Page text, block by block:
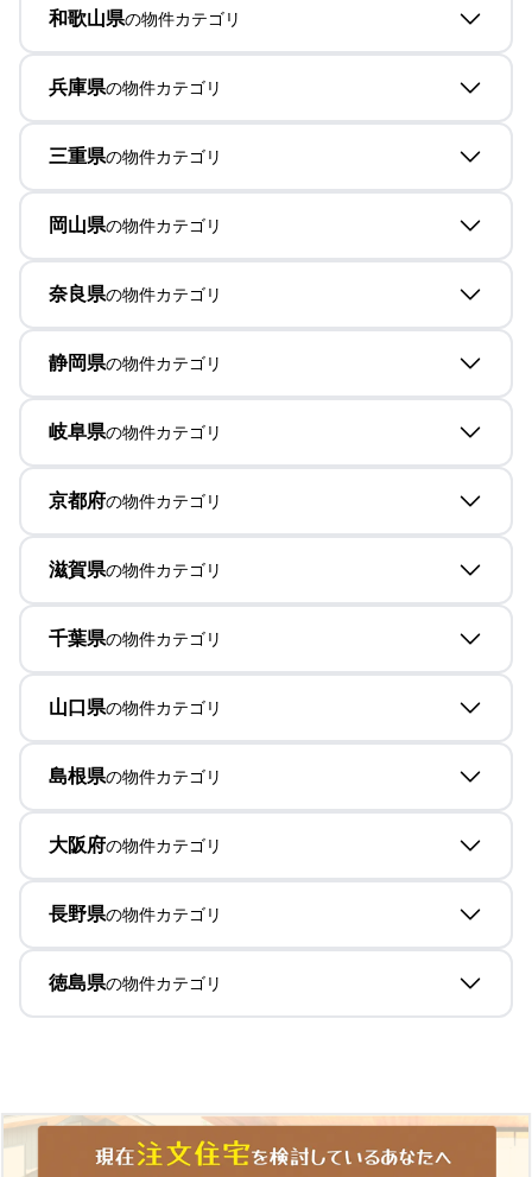
和歌山県の物件カテゴリ
兵庫県の物件カテゴリ
三重県の物件カテゴリ
岡山県の物件カテゴリ
奈良県の物件カテゴリ
静岡県の物件カテゴリ
岐阜県の物件カテゴリ
京都府の物件カテゴリ
滋賀県の物件カテゴリ
千葉県の物件カテゴリ
山口県の物件カテゴリ
島根県の物件カテゴリ
大阪府の物件カテゴリ
長野県の物件カテゴリ
徳島県の物件カテゴリ